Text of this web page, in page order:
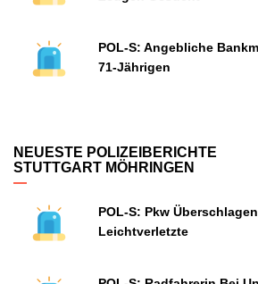
POL-S: Angebliche
71-Jährigen
NEUESTE POLIZEIBERICHTE
STUTTGART MÖHRINGEN
POL-S: Pkw
Leichtverletzte